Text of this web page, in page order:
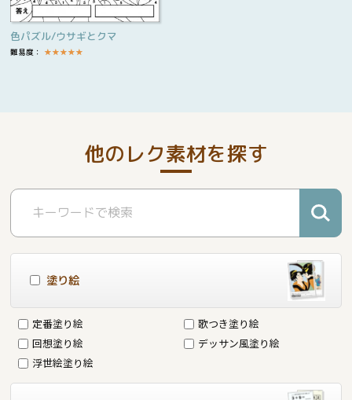
色パズル/ウサギとクマ
難易度： ★★★★★
他のレク素材を探す
塗り絵
定番塗り絵
歌つき塗り絵
回想塗り絵
デッサン風塗り絵
浮世絵塗り絵